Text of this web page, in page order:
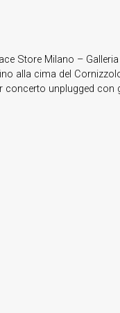
Store Milano –
alla cima del
concerto unplugged con